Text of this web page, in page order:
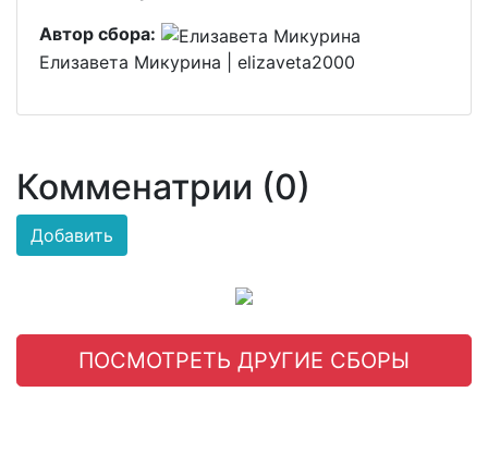
Автор сбора:
Елизавета Микурина | elizaveta2000
Комменатрии (0)
Добавить
ПОСМОТРЕТЬ ДРУГИЕ СБОРЫ